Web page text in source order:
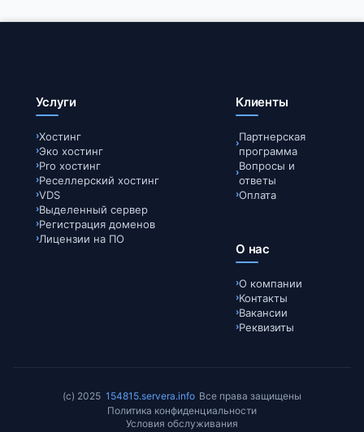
Услуги
Хостинг
Эко хостинг
Pro хостинг
Реселлерский хостинг
VDS
Выделенный сервер
Регистрация доменов
Лицензии на ПО
Клиенты
Партнерская
программа
Вопросы и
ответы
Оплата
О нас
О компании
Контакты
Вакансии
Реквизиты
(c) 2025 154815.servera.info Все права защищены
Политика конфиденциальности
Условия обслуживания